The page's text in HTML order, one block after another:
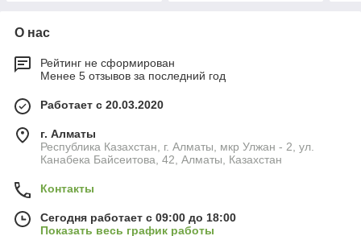
О нас
Рейтинг не сформирован
Менее 5 отзывов за последний год
Работает с 20.03.2020
г. Алматы
Республика Казахстан, г. Алматы, мкр Улжан - 2, ул.
Канабека Байсеитова, 42, Алматы, Казахстан
Контакты
Сегодня работает с 09:00 до 18:00
Показать весь график работы